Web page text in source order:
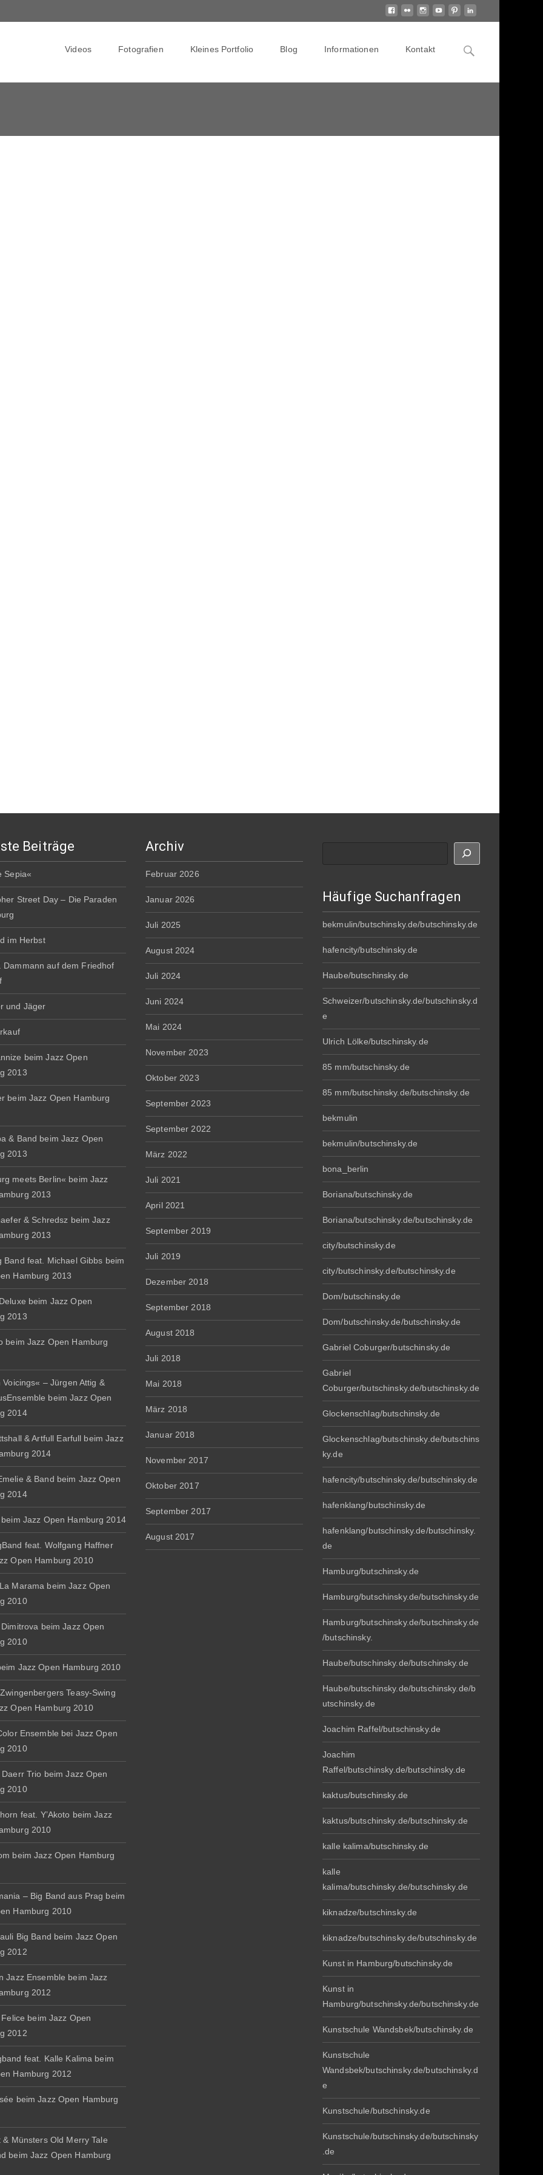
Videos Fotografien Kleines Portfolio Blog Informationen Kontakt
Search
Beiträge
Sepia«
Street Day – Die Paraden
im Herbst
Dammann auf dem Friedhof
und Jäger
beim Jazz Open
2013
beim Jazz Open Hamburg
& Band beim Jazz Open
2013
meets Berlin« beim Jazz
2013
& Schredsz beim Jazz
2013
Band feat. Michael Gibbs beim
Hamburg 2013
beim Jazz Open
2013
beim Jazz Open Hamburg
Voicings« – Jürgen Attig &
beim Jazz Open
2014
& Artfull Earfull beim Jazz
2014
& Band beim Jazz Open
2014
Jazz Open Hamburg 2014
feat. Wolfgang Haffner
Open Hamburg 2010
Marama beim Jazz Open
2010
beim Jazz Open
2010
Jazz Open Hamburg 2010
Teasy-Swing
Open Hamburg 2010
Ensemble bei Jazz Open
2010
Trio beim Jazz Open
2010
feat. Y’Akoto beim Jazz
2010
beim Jazz Open Hamburg
– Big Band aus Prag beim
Hamburg 2010
Big Band beim Jazz Open
2012
Jazz Ensemble beim Jazz
2012
beim Jazz Open
2012
feat. Kalle Kalima beim
Hamburg 2012
beim Jazz Open Hamburg
& Münsters Old Merry Tale
beim Jazz Open Hamburg
Archiv
Februar 2026
Januar 2026
Juli 2025
August 2024
Juli 2024
Juni 2024
Mai 2024
November 2023
Oktober 2023
September 2023
September 2022
März 2022
Juli 2021
April 2021
September 2019
Juli 2019
Dezember 2018
September 2018
August 2018
Juli 2018
Mai 2018
März 2018
Januar 2018
November 2017
Oktober 2017
September 2017
August 2017
Häufige Suchanfragen
bekmulin/butschinsky.de/butschinsky.de
hafencity/butschinsky.de
Haube/butschinsky.de
Schweizer/butschinsky.de/butschinsky.d
e
Ulrich Lölke/butschinsky.de
85 mm/butschinsky.de
85 mm/butschinsky.de/butschinsky.de
bekmulin
bekmulin/butschinsky.de
bona_berlin
Boriana/butschinsky.de
Boriana/butschinsky.de/butschinsky.de
city/butschinsky.de
city/butschinsky.de/butschinsky.de
Dom/butschinsky.de
Dom/butschinsky.de/butschinsky.de
Gabriel Coburger/butschinsky.de
Gabriel
Coburger/butschinsky.de/butschinsky.de
Glockenschlag/butschinsky.de
Glockenschlag/butschinsky.de/butschins
ky.de
hafencity/butschinsky.de/butschinsky.de
hafenklang/butschinsky.de
hafenklang/butschinsky.de/butschinsky.
de
Hamburg/butschinsky.de
Hamburg/butschinsky.de/butschinsky.de
Hamburg/butschinsky.de/butschinsky.de
/butschinsky.
Haube/butschinsky.de/butschinsky.de
Haube/butschinsky.de/butschinsky.de/b
utschinsky.de
Joachim Raffel/butschinsky.de
Joachim
Raffel/butschinsky.de/butschinsky.de
kaktus/butschinsky.de
kaktus/butschinsky.de/butschinsky.de
kalle kalima/butschinsky.de
kalle
kalima/butschinsky.de/butschinsky.de
kiknadze/butschinsky.de
kiknadze/butschinsky.de/butschinsky.de
Kunst in Hamburg/butschinsky.de
Kunst in
Hamburg/butschinsky.de/butschinsky.de
Kunstschule Wandsbek/butschinsky.de
Kunstschule
Wandsbek/butschinsky.de/butschinsky.d
e
Kunstschule/butschinsky.de
Kunstschule/butschinsky.de/butschinsky
.de